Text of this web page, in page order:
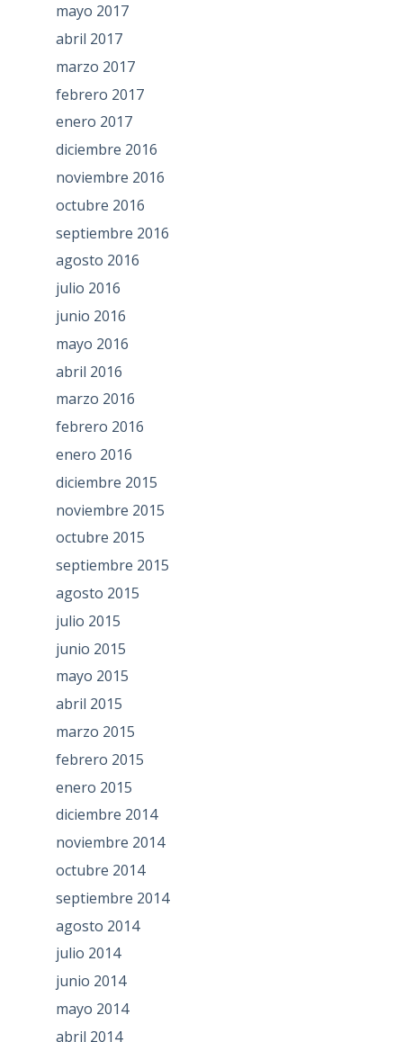
mayo 2017
abril 2017
marzo 2017
febrero 2017
enero 2017
diciembre 2016
noviembre 2016
octubre 2016
septiembre 2016
agosto 2016
julio 2016
junio 2016
mayo 2016
abril 2016
marzo 2016
febrero 2016
enero 2016
diciembre 2015
noviembre 2015
octubre 2015
septiembre 2015
agosto 2015
julio 2015
junio 2015
mayo 2015
abril 2015
marzo 2015
febrero 2015
enero 2015
diciembre 2014
noviembre 2014
octubre 2014
septiembre 2014
agosto 2014
julio 2014
junio 2014
mayo 2014
abril 2014